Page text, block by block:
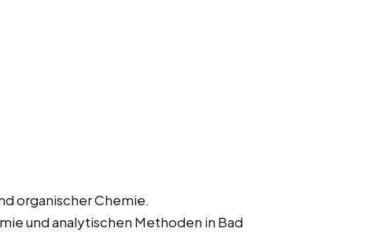
organischer Chemie.
und analytischen Methoden in Bad